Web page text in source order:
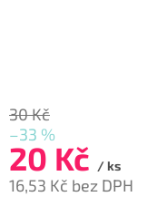
30 Kč
–33 %
20 Kč / ks
16,53 Kč bez DPH